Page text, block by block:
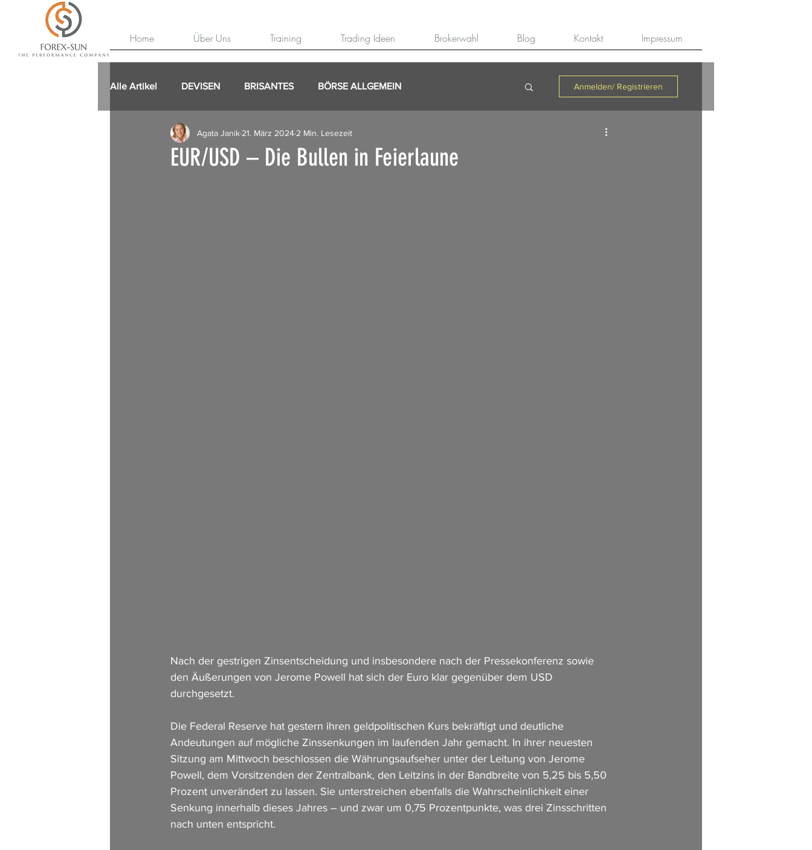
Home Über Uns Training Trading Ideen Brokerwahl Blog Kontakt Impressum
Alle Artikel DEVISEN BRISANTES BÖRSE ALLGEMEIN Anmelden/ Registrieren
EUR/USD – Die Bullen in Feierlaune
Agata Janik 21. März 2024 2 Min. Lesezeit
Nach der gestrigen Zinsentscheidung und insbesondere nach der Pressekonferenz sowie
den Äußerungen von Jerome Powell hat sich der Euro klar gegenüber dem USD
durchgesetzt.
Die Federal Reserve hat gestern ihren geldpolitischen Kurs bekräftigt und deutliche
Andeutungen auf mögliche Zinssenkungen im laufenden Jahr gemacht. In ihrer neuesten
Sitzung am Mittwoch beschlossen die Währungsaufseher unter der Leitung von Jerome
Powell, dem Vorsitzenden der Zentralbank, den Leitzins in der Bandbreite von 5,25 bis 5,50
Prozent unverändert zu lassen. Sie unterstreichen ebenfalls die Wahrscheinlichkeit einer
Senkung innerhalb dieses Jahres – und zwar um 0,75 Prozentpunkte, was drei Zinsschritten
nach unten entspricht.